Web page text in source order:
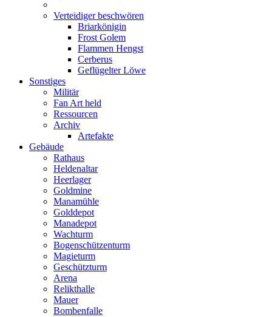
Verteidiger beschwören
Briarkönigin
Frost Golem
Flammen Hengst
Cerberus
Geflügelter Löwe
Sonstiges
Militär
Fan Art held
Ressourcen
Archiv
Artefakte
Gebäude
Rathaus
Heldenaltar
Heerlager
Goldmine
Manamühle
Golddepot
Manadepot
Wachturm
Bogenschützenturm
Magieturm
Geschützturm
Arena
Relikthalle
Mauer
Bombenfalle